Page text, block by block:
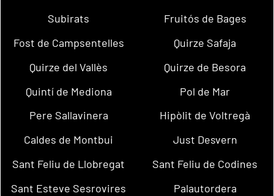
Subirats
Fruitós de Bages
Fost de Campsentelles
Quirze Safaja
Quirze del Vallès
Quirze de Besora
Quintí de Mediona
Pol de Mar
Pere Sallavinera
Hipòlit de Voltregà
Caldes de Montbui
Just Desvern
Sant Feliu de Llobregat
Sant Feliu de Codines
Sant Esteve Sesrovires
Palautordera